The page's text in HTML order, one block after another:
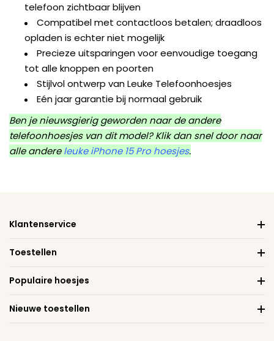
telefoon zichtbaar blijven
Compatibel met contactloos betalen; draadloos
opladen is echter niet mogelijk
Precieze uitsparingen voor eenvoudige toegang
tot alle knoppen en poorten
Stijlvol ontwerp van Leuke Telefoonhoesjes
Eén jaar garantie bij normaal gebruik
Ben je nieuwsgierig geworden naar de andere
telefoonhoesjes van dit model? Klik dan snel door naar
alle andereleuke iPhone 15 Pro hoesjes.
Klantenservice
Toestellen
Populaire hoesjes
Nieuwe toestellen